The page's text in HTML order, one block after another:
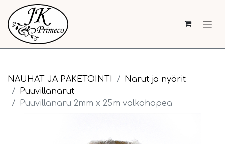
NAUHAT JA PAKETOINTI
Narut ja nyörit
Puuvillanarut
Puuvillanaru 2mm x 25m valkohopea